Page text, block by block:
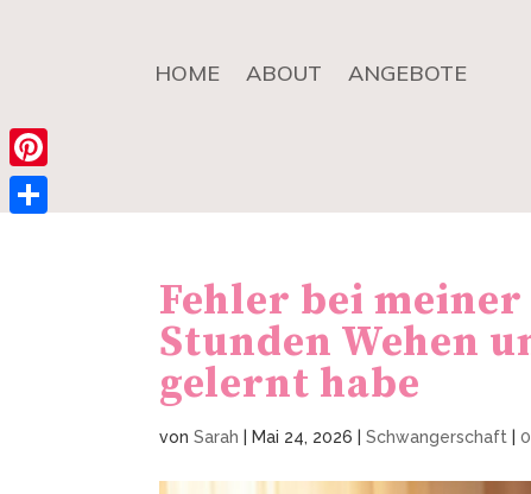
HOME ABOUT ANGEBOTE
Fehler bei meiner
Stunden Wehen
gelernt habe
vonSarah |Mai 24, 2026 |Schwangerschaft |
Pinterest